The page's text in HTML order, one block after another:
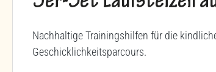
Nachhaltige Trainingshilfen für die
Geschicklichkeitsparcours.